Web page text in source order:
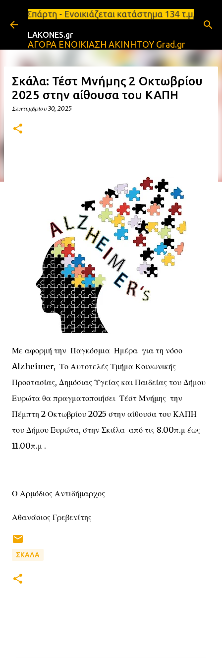
Μετάβαση στο κύριο περιεχόμενο
κατάστημα 134 τ.μ, με υπόγειο
LAKONES.gr
ΑΓΟΡΑ ΕΝΟΙΚΙΑΣΗ ΑΚΙΝΗΤΟΥ Grad.gr
Σκάλα: Τέστ Μνήμης 2 Οκτωβρίου
2025 στην αίθουσα του ΚΑΠΗ
Σεπτεμβρίου 30, 2025
Με αφορμή την Παγκόσμια Ημέρα για τη νόσο
Alzheimer, Το Αυτοτελές Τμήμα Κοινωνικής
Προστασίας, Δημόσιας Υγείας και Παιδείας του Δήμου
Ευρώτα θα πραγματοποιήσει Τέστ Μνήμης την
Πέμπτη 2 Οκτωβρίου 2025 στην αίθουσα του ΚΑΠΗ
του Δήμου Ευρώτα, στην Σκάλα από τις 8.00π.μ έως
11.00π.μ .
Ο Αρμόδιος Αντιδήμαρχος
Αθανάσιος Γρεβενίτης
ΣΚΑΛΑ